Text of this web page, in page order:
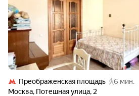
Преображенская площадь
6 мин.
Москва, Потешная улица, 2